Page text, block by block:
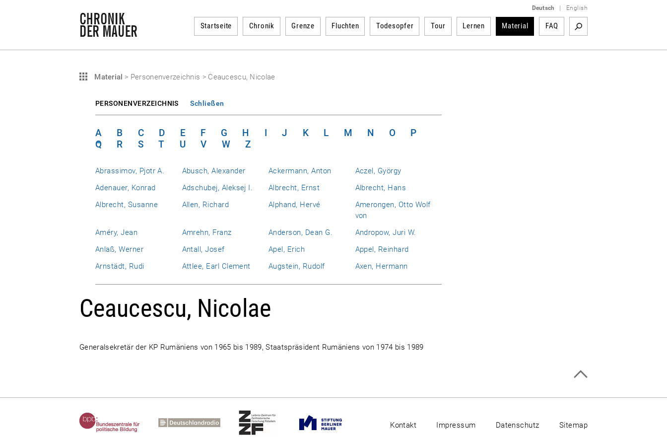
Deutsch English
Startseite Chronik Grenze Fluchten Todesopfer Tour Lernen Material FAQ
Material > Personenverzeichnis > Ceaucescu, Nicolae
PERSONENVERZEICHNIS Schließen
A B C D E F G H I J K L M N O
P
Q
R S T U V W Z
Abrassimov, Pjotr A. Abusch, Alexander Ackermann, Anton
Aczel, György
Adenauer, Konrad
Adschubej, Aleksej I. Albrecht, Ernst
Albrecht, Hans
Albrecht, Susanne
Allen, Richard Alphand, Hervé
Amerongen, Otto Wolf
von
Améry, Jean
Amrehn, Franz Anderson, Dean G.
Andropow, Juri W.
Anlaß, Werner
Antall, Josef Apel, Erich
Appel, Reinhard
Arnstädt, Rudi
Attlee, Earl Clement Augstein, Rudolf Axen, Hermann
Ceaucescu, Nicolae
Generalsekretär der KP Rumäniens von 1965 bis 1989, Staatspräsident Rumäniens von 1974 bis 1989
Kontakt Impressum Datenschutz Sitemap